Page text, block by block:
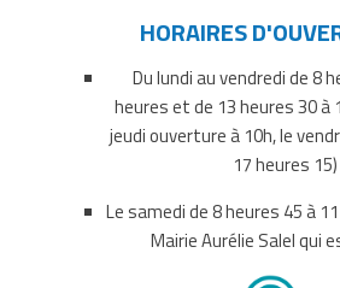
HORAIRES
Du lundi au vendredi de 8
heures et de 13 heures 30 à
jeudi ouverture à 10h, le
17 heures 15)
Le samedi de 8 heures 45 à
Mairie Aurélie Salel qui